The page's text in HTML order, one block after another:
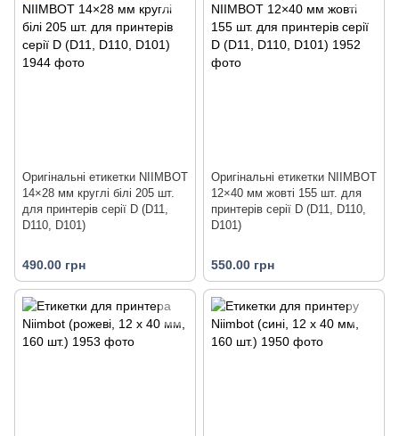
Оригінальні етикетки NIIMBOT
14×28 мм круглі білі 205 шт.
для принтерів серії D (D11,
D110, D101)
490.00 грн
Оригінальні етикетки NIIMBOT
12×40 мм жовті 155 шт. для
принтерів серії D (D11, D110,
D101)
550.00 грн